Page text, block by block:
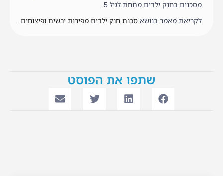
מסכנים בחנק ילדים מתחת לגיל 5.
לקריאת מאמר בנושא סכנת חנק ילדים מפירות יבשים ופיצוחים.
שתפו את הפוסט